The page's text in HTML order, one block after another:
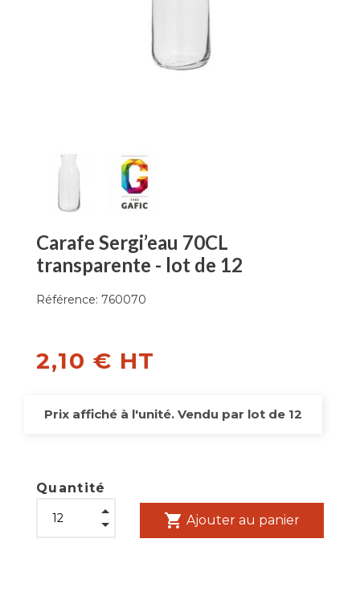
Carafe Sergi’eau 70CL
transparente - lot de 12
Référence: 760070
2,10 € HT
Prix affiché à l'unité. Vendu par lot de 12
Quantité
shopping_cart Ajouter au panier